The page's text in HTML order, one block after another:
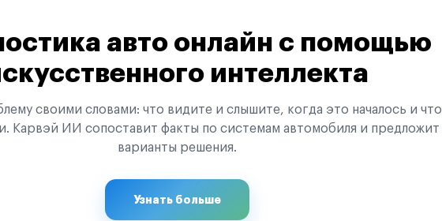
авто онлайн с помощью
интеллекта
своими словами: что видите и слышите, когда это началось и что
Карвэй ИИ сопоставит факты по системам автомобиля и предложит
варианты решения.
Узнать больше